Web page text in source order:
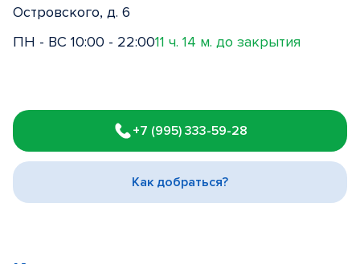
Островского, д. 6
ПН - ВС 10:00 - 22:0011 ч. 14 м. до закрытия
1
of
3
+7 (995) 333-59-28
Как добраться?